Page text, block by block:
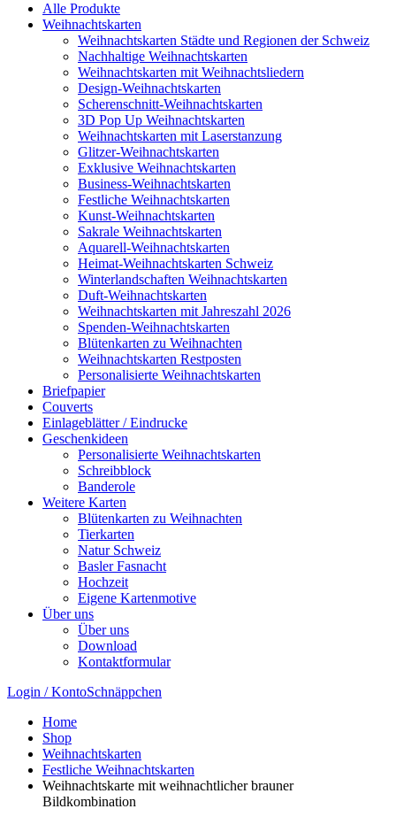
Alle Produkte
Weihnachtskarten
Weihnachtskarten Städte und Regionen der Schweiz
Nachhaltige Weihnachtskarten
Weihnachtskarten mit Weihnachtsliedern
Design-Weihnachtskarten
Scherenschnitt-Weihnachtskarten
3D Pop Up Weihnachtskarten
Weihnachtskarten mit Laserstanzung
Glitzer-Weihnachtskarten
Exklusive Weihnachtskarten
Business-Weihnachtskarten
Festliche Weihnachtskarten
Kunst-Weihnachtskarten
Sakrale Weihnachtskarten
Aquarell-Weihnachtskarten
Heimat-Weihnachtskarten Schweiz
Winterlandschaften Weihnachtskarten
Duft-Weihnachtskarten
Weihnachtskarten mit Jahreszahl 2026
Spenden-Weihnachtskarten
Blütenkarten zu Weihnachten
Weihnachtskarten Restposten
Personalisierte Weihnachtskarten
Briefpapier
Couverts
Einlageblätter / Eindrucke
Geschenkideen
Personalisierte Weihnachtskarten
Schreibblock
Banderole
Weitere Karten
Blütenkarten zu Weihnachten
Tierkarten
Natur Schweiz
Basler Fasnacht
Hochzeit
Eigene Kartenmotive
Über uns
Über uns
Download
Kontaktformular
Login / KontoSchnäppchen
Home
Shop
Weihnachtskarten
Festliche Weihnachtskarten
Weihnachtskarte mit weihnachtlicher brauner
Bildkombination